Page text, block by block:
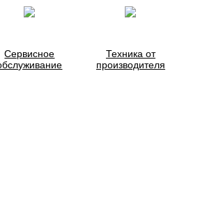
Сервисное
Техника от
производителя